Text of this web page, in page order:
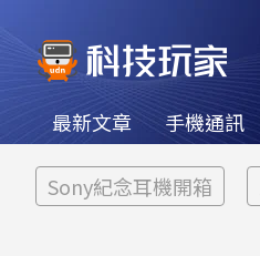
最新文章 手機通訊
Sony紀念耳機開箱